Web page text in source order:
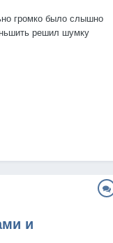
громко было слышно
решил шумку
от оси чуть
и